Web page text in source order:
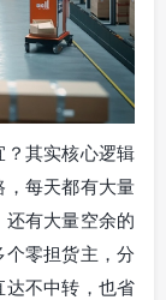
其实核心逻辑
每天都有大量
有大量空余的
零担货主，分
不中转，也省